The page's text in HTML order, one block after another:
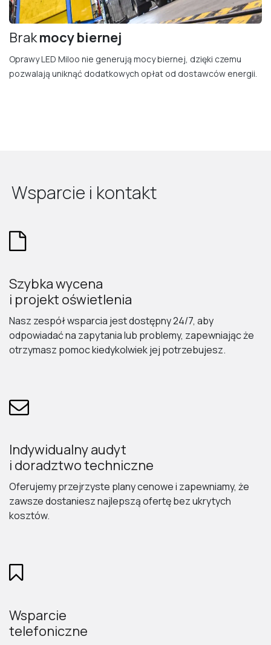
Brakmocy bierne​j
Oprawy LED Miloo nie generują mocy biernej, dzięki czemu
pozwalają uniknąć dodatkowych opłat od dostawców energii.
Wsparcie i kontakt
Szybka wycena
i projekt oświetlenia
Nasz zespół wsparcia jest dostępny 24/7, aby
odpowiadać na zapytania lub problemy, zapewniając że
otrzymasz pomoc kiedykolwiek jej potrzebujesz.
Indywidualny audyt
i doradztwo techniczne
Oferujemy przejrzyste plany cenowe i zapewniamy, że
zawsze dostaniesz najlepszą ofertę bez ukrytych
kosztów.
Wsparcie
telefoniczne